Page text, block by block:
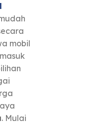
mobil
. Mulai